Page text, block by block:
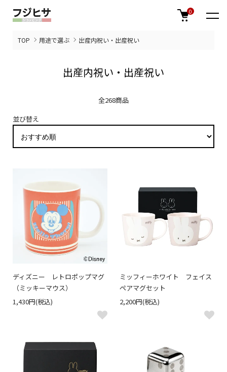
0
TOP 用途で選ぶ 出産内祝い・出産祝い
出産内祝い・出産祝い
全268商品
並び替え
ディズニー レトロポップマグ
（ミッキーマウス）
1,430円(税込)
ミッフィーホワイト フェイス
ペアマグセット
2,200円(税込)